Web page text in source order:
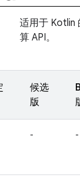
适用于 Kotlin
算 API。
候选
版
- -